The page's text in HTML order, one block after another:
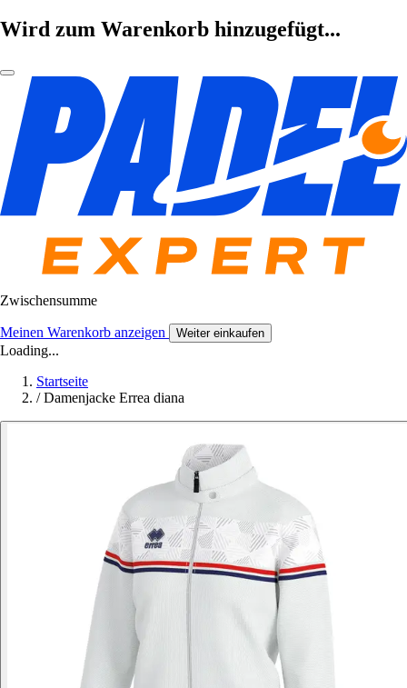
Wird zum Warenkorb hinzugefügt...
Zwischensumme
Meinen Warenkorb anzeigen Weiter einkaufen
Loading...
Startseite
/ Damenjacke Errea diana